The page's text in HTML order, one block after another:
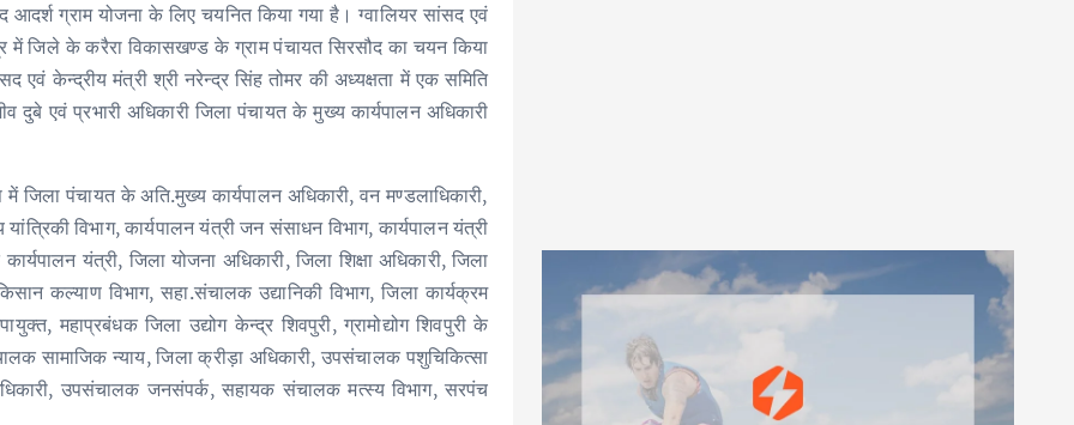
ग्राम योजना के लिए चयनित किया गया है। ग्वालियर सांसद एवं
में जिले के करैरा विकासखण्ड के ग्राम पंचायत सिरसौद का चयन किया
एवं केन्द्रीय मंत्री श्री नरेन्द्र सिंह तोमर की अध्यक्षता में एक समिति
एवं प्रभारी अधिकारी जिला पंचायत के मुख्य कार्यपालन अधिकारी
पंचायत के अति.मुख्य कार्यपालन अधिकारी, वन मण्डलाधिकारी,
विभाग, कार्यपालन यंत्री जन संसाधन विभाग, कार्यपालन यंत्री
यंत्री, जिला योजना अधिकारी, जिला शिक्षा अधिकारी, जिला
कल्याण विभाग, सहा.संचालक उद्यानिकी विभाग, जिला कार्यक्रम
महाप्रबंधक जिला उद्योग केन्द्र शिवपुरी, ग्रामोद्योग शिवपुरी के
सामाजिक न्याय, जिला क्रीड़ा अधिकारी, उपसंचालक पशुचिकित्सा
उपसंचालक जनसंपर्क, सहायक संचालक मत्स्य विभाग, सरपंच